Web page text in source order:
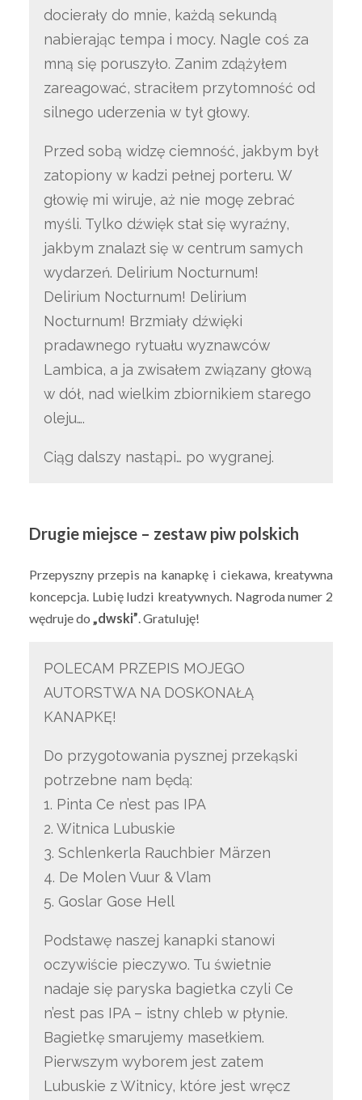
docierały do mnie, każdą sekundą
nabierając tempa i mocy. Nagle coś za
mną się poruszyło. Zanim zdążyłem
zareagować, straciłem przytomność od
silnego uderzenia w tył głowy.
Przed sobą widzę ciemność, jakbym był
zatopiony w kadzi pełnej porteru. W
głowię mi wiruje, aż nie mogę zebrać
myśli. Tylko dźwięk stał się wyraźny,
jakbym znalazł się w centrum samych
wydarzeń. Delirium Nocturnum!
Delirium Nocturnum! Delirium
Nocturnum! Brzmiały dźwięki
pradawnego rytuału wyznawców
Lambica, a ja zwisałem związany głową
w dół, nad wielkim zbiornikiem starego
oleju….
Ciąg dalszy nastąpi… po wygranej.
Drugie miejsce – zestaw piw polskich
Przepyszny przepis na kanapkę i ciekawa, kreatywna
koncepcja. Lubię ludzi kreatywnych. Nagroda numer 2
wędruje do „dwski”. Gratuluję!
POLECAM PRZEPIS MOJEGO
AUTORSTWA NA DOSKONAŁĄ
KANAPKĘ!
Do przygotowania pysznej przekąski
potrzebne nam będą:
1. Pinta Ce n’est pas IPA
2. Witnica Lubuskie
3. Schlenkerla Rauchbier Märzen
4. De Molen Vuur & Vlam
5. Goslar Gose Hell
Podstawę naszej kanapki stanowi
oczywiście pieczywo. Tu świetnie
nadaje się paryska bagietka czyli Ce
n’est pas IPA – istny chleb w płynie.
Bagietkę smarujemy masełkiem.
Pierwszym wyborem jest zatem
Lubuskie z Witnicy, które jest wręcz